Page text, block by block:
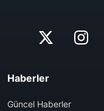
Haberler
Güncel Haberler